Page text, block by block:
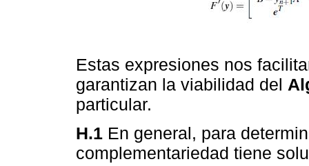
Estas expresiones nos
garantizan la viabilidad del
particular.
H.1 En general, para
complementariedad tiene